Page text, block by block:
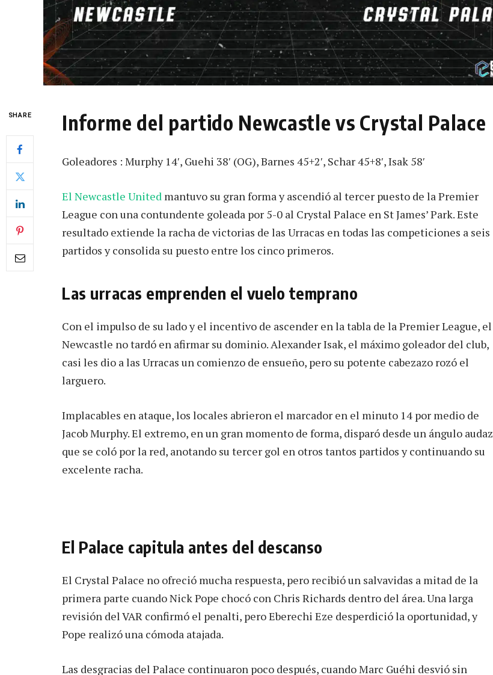
SHARE Informe del partido Newcastle vs Crystal Palace
Goleadores : Murphy 14′, Guehi 38′ (OG), Barnes 45+2′, Schar 45+8′, Isak 58′
El Newcastle United mantuvo su gran forma y ascendió al tercer puesto de la Premier
League con una contundente goleada por 5-0 al Crystal Palace en St James’ Park. Este
resultado extiende la racha de victorias de las Urracas en todas las competiciones a seis
partidos y consolida su puesto entre los cinco primeros.
Las urracas emprenden el vuelo temprano
Con el impulso de su lado y el incentivo de ascender en la tabla de la Premier League, el
Newcastle no tardó en afirmar su dominio. Alexander Isak, el máximo goleador del club,
casi les dio a las Urracas un comienzo de ensueño, pero su potente cabezazo rozó el
larguero.
Implacables en ataque, los locales abrieron el marcador en el minuto 14 por medio de
Jacob Murphy. El extremo, en un gran momento de forma, disparó desde un ángulo audaz
que se coló por la red, anotando su tercer gol en otros tantos partidos y continuando su
excelente racha.
El Palace capitula antes del descanso
El Crystal Palace no ofreció mucha respuesta, pero recibió un salvavidas a mitad de la
primera parte cuando Nick Pope chocó con Chris Richards dentro del área. Una larga
revisión del VAR confirmó el penalti, pero Eberechi Eze desperdició la oportunidad, y
Pope realizó una cómoda atajada.
Las desgracias del Palace continuaron poco después, cuando Marc Guéhi desvió sin